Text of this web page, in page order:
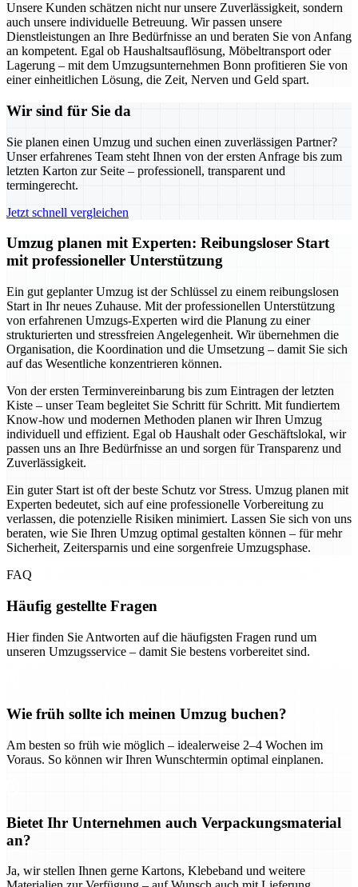
Unsere Kunden schätzen nicht nur unsere Zuverlässigkeit, sondern
auch unsere individuelle Betreuung. Wir passen unsere
Dienstleistungen an Ihre Bedürfnisse an und beraten Sie von Anfang
an kompetent. Egal ob Haushaltsauflösung, Möbeltransport oder
Lagerung – mit dem Umzugsunternehmen Bonn profitieren Sie von
einer einheitlichen Lösung, die Zeit, Nerven und Geld spart.
Wir sind für Sie da
Sie planen einen Umzug und suchen einen zuverlässigen Partner?
Unser erfahrenes Team steht Ihnen von der ersten Anfrage bis zum
letzten Karton zur Seite – professionell, transparent und
termingerecht.
Jetzt schnell vergleichen
Umzug planen mit Experten: Reibungsloser Start
mit professioneller Unterstützung
Ein gut geplanter Umzug ist der Schlüssel zu einem reibungslosen
Start in Ihr neues Zuhause. Mit der professionellen Unterstützung
von erfahrenen Umzugs-Experten wird die Planung zu einer
strukturierten und stressfreien Angelegenheit. Wir übernehmen die
Organisation, die Koordination und die Umsetzung – damit Sie sich
auf das Wesentliche konzentrieren können.
Von der ersten Terminvereinbarung bis zum Eintragen der letzten
Kiste – unser Team begleitet Sie Schritt für Schritt. Mit fundiertem
Know-how und modernen Methoden planen wir Ihren Umzug
individuell und effizient. Egal ob Haushalt oder Geschäftslokal, wir
passen uns an Ihre Bedürfnisse an und sorgen für Transparenz und
Zuverlässigkeit.
Ein guter Start ist oft der beste Schutz vor Stress. Umzug planen mit
Experten bedeutet, sich auf eine professionelle Vorbereitung zu
verlassen, die potenzielle Risiken minimiert. Lassen Sie sich von uns
beraten, wie Sie Ihren Umzug optimal gestalten können – für mehr
Sicherheit, Zeitersparnis und eine sorgenfreie Umzugsphase.
FAQ
Häufig gestellte Fragen
Hier finden Sie Antworten auf die häufigsten Fragen rund um
unseren Umzugsservice – damit Sie bestens vorbereitet sind.
Wie früh sollte ich meinen Umzug buchen?
Am besten so früh wie möglich – idealerweise 2–4 Wochen im
Voraus. So können wir Ihren Wunschtermin optimal einplanen.
Bietet Ihr Unternehmen auch Verpackungsmaterial
an?
Ja, wir stellen Ihnen gerne Kartons, Klebeband und weitere